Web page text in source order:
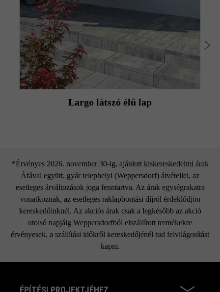
A magasságkülönbségeket elszíneződést nem okozó
műanyag kalapáccsal való kopogtatással azonnal ki kell
egyenlíteni.
Largo látszó élű lap
*Érvényes 2026. november 30-ig, ajánlott kiskereskedelmi árak
Áfával együtt, gyár telephelyi (Weppersdorf) átvétellel, az
esetleges árváltozások joga fenntartva. Az árak egységrakatra
vonatkoznak, az esetleges raklapbontási díjról érdeklődjön
kereskedőinknél. Az akciós árak csak a legkésőbb az akció
utolsó napjáig Weppersdorfból elszállított termékekre
érvényesek, a szállítási időkről kereskedőjénél tud felvilágosítást
kapni.
ÉPÍTÉSI PROJEKTJÉHEZ